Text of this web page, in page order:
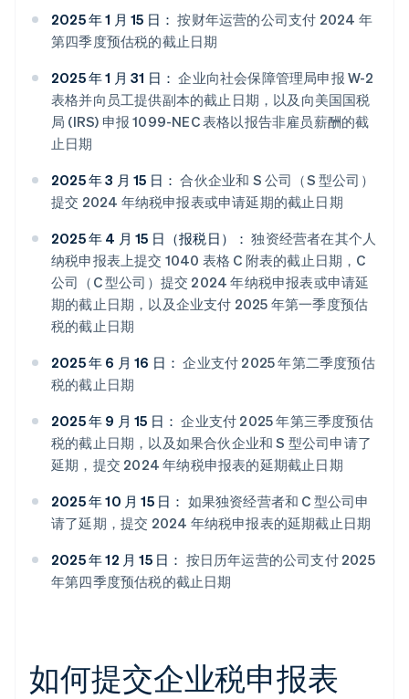
2025 年 1 月 15 日： 按财年运营的公司支付 2024 年
第四季度预估税的截止日期
2025 年 1 月 31 日： 企业向社会保障管理局申报 W-2
表格并向员工提供副本的截止日期，以及向美国国税
局 (IRS) 申报 1099-NEC 表格以报告非雇员薪酬的截
止日期
2025 年 3 月 15 日： 合伙企业和 S 公司（S 型公司）
提交 2024 年纳税申报表或申请延期的截止日期
2025 年 4 月 15 日（报税日）： 独资经营者在其个人
纳税申报表上提交 1040 表格 C 附表的截止日期，C
公司（C 型公司）提交 2024 年纳税申报表或申请延
期的截止日期，以及企业支付 2025 年第一季度预估
税的截止日期
2025 年 6 月 16 日： 企业支付 2025 年第二季度预估
税的截止日期
2025 年 9 月 15 日： 企业支付 2025 年第三季度预估
税的截止日期，以及如果合伙企业和 S 型公司申请了
延期，提交 2024 年纳税申报表的延期截止日期
2025 年 10 月 15 日： 如果独资经营者和 C 型公司申
请了延期，提交 2024 年纳税申报表的延期截止日期
2025 年 12 月 15 日： 按日历年运营的公司支付 2025
年第四季度预估税的截止日期
如何提交企业税申报表